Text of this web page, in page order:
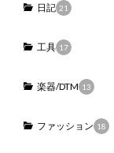
日記 21
工具 17
楽器/DTM 13
ファッション 18